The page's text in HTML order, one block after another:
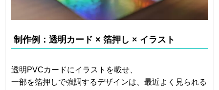
制作例：透明カード × 箔押し × イラスト
透明PVCカードにイラストを載せ、
一部を箔押しで強調するデザインは、最近よく見られる